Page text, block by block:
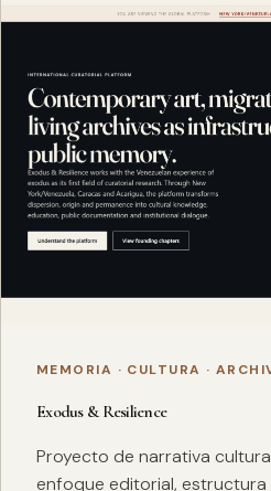
MEMORIA · CULTURA ·
Exodus & Resilience
Proyecto de narrativa
enfoque editorial,